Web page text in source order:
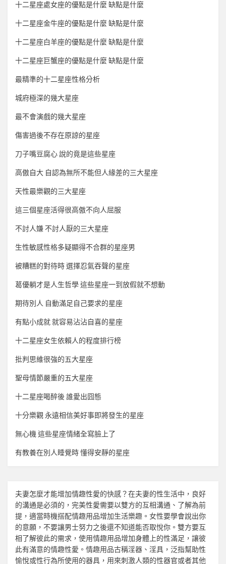
十二星座處女座的優點是什麼 缺點是什麼
十二星座金牛座的優點是什麼 缺點是什麼
十二星座白羊座的優點是什麼 缺點是什麼
十二星座巨蟹座的優點是什麼 缺點是什麼
最精準的十二星座性格分析
城府極深的幾大星座
最不會演戲的幾大星座
傷害過後不存在原諒的星座
刀子嘴豆腐心 說的竟是這些星座
高傲自大 自認為無所不能但人緣差的三大星座
天性最樂觀的三大星座
這三個星座活得很高傲不向人屈服
不討人嫌 不討人厭的三大星座
生性敏感性格多疑顯得不合群的星座男
被糟糕的對待時 選擇忍氣吞聲的星座
葛優躺才是人生哲學 這些星座一到放假就不想動
期待別人 自動滿足自己要求的星座
有點小成就 就容易沾沾自喜的星座
十二星座女生依賴人的程度排行榜
批判思維很強的五大星座
聖母情節嚴重的五大星座
十二星座喝醉後 誰愛出囧態
十分樂觀 永遠相信美好事即將發生的星座
無心機 這些星座情緒全寫臉上了
有教養在別人睡覺時 懂得安靜的星座
夫妻怎麼才能增加情趣性愛的快感？在夫妻的性生活中，良好
的溝通是必須的，完美性愛需要以雙方的互相溝通、了解為前
提，適當時機搭配情趣用品增加生活樂趣。女性要學會說出你
的意願，不要讓男士努力之後還不知道能否取悅你。雙方要互
相了解彼此的需求，使用情趣用品增加身體上的性滿足，讓彼
此有滿意的情趣性愛。 情趣用品古稱淫器、淫具，泛指幫助性
愉悅或性行為所使用的器具，用來刺激人類的性器官或者其他